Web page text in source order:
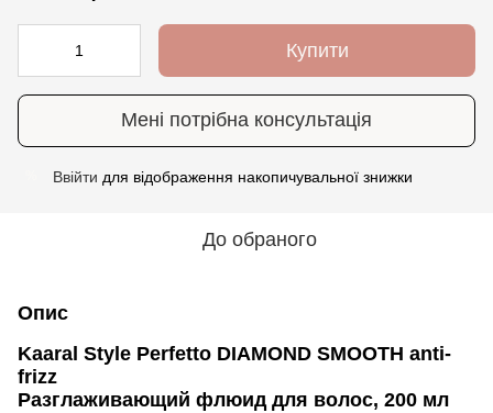
Купити
Мені потрібна консультація
Ввійти для відображення накопичувальної знижки
До обраного
Опис
Kaaral Style Perfetto DIAMOND SMOOTH anti-
frizz
Разглаживающий флюид для волос, 200 мл